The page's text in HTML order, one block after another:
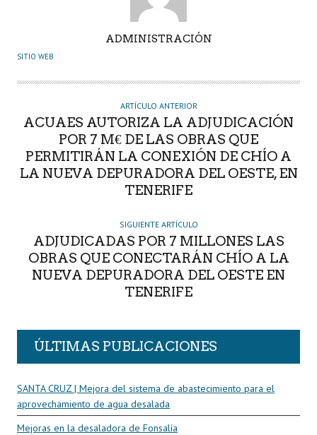
U
O
ADMINISTRACIÓN
SITIO WEB
ARTÍCULO ANTERIOR
ACUAES AUTORIZA LA ADJUDICACIÓN
POR 7 M€ DE LAS OBRAS QUE
PERMITIRÁN LA CONEXIÓN DE CHÍO A
LA NUEVA DEPURADORA DEL OESTE, EN
TENERIFE
SIGUIENTE ARTÍCULO
ADJUDICADAS POR 7 MILLONES LAS
OBRAS QUE CONECTARÁN CHÍO A LA
NUEVA DEPURADORA DEL OESTE EN
TENERIFE
ÚLTIMAS PUBLICACIONES
SANTA CRUZ | Mejora del sistema de abastecimiento para el
aprovechamiento de agua desalada
Mejoras en la desaladora de Fonsalía